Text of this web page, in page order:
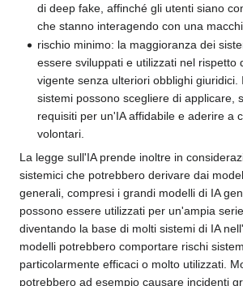
di deep fake, affinché gli utenti siano
che stanno interagendo con una
rischio minimo: la maggioranza dei
essere sviluppati e utilizzati nel rispetto
vigente senza ulteriori obblighi giuridici.
sistemi possono scegliere di applicare,
requisiti per un'IA affidabile e aderire a
volontari.
La legge sull'IA prende inoltre in
sistemici che potrebbero derivare dai
generali, compresi i grandi modelli di IA
possono essere utilizzati per un'ampia
diventando la base di molti sistemi di IA
modelli potrebbero comportare rischi
particolarmente efficaci o molto utilizzati.
potrebbero ad esempio causare incidenti